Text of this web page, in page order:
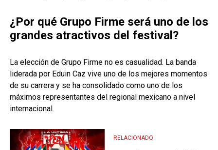
¿Por qué Grupo Firme será uno de los
grandes atractivos del festival?
La elección de Grupo Firme no es casualidad. La banda
liderada por Eduin Caz vive uno de los mejores momentos
de su carrera y se ha consolidado como uno de los
máximos representantes del regional mexicano a nivel
internacional.
RELACIONADO